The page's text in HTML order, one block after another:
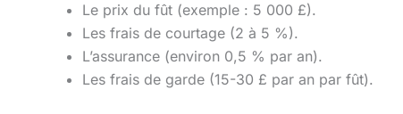
Le prix du fût (exemple : 5 000 £).
Les frais de courtage (2 à 5 %).
L’assurance (environ 0,5 % par an).
Les frais de garde (15-30 £ par an par fût).